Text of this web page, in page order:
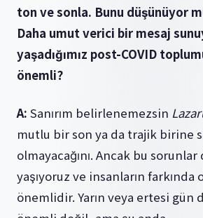
ton ve sonla. Bunu düşünüyor
Daha umut verici bir mesaj
yaşadığımız post-COVID
önemli?
A: Sanırım belirlenemezsin
mutlu bir son ya da trajik birine
olmayacağını. Ancak bu sorunlar
yaşıyoruz ve insanların farkında
önemlidir. Yarın veya ertesi gün